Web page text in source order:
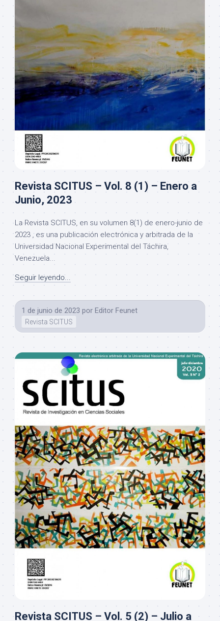
Revista SCITUS – Vol. 8 (1) – Enero a
Junio, 2023
La Revista SCITUS, en su volumen 8(1) de enero-junio de
2023 , es una publicación electrónica y arbitrada de la
Universidad Nacional Experimental del Táchira,
Venezuela...
Seguir leyendo...
1 de junio de 2023 por Editor Feunet
Revista SCITUS
Revista SCITUS – Vol. 5 (2) – Julio a